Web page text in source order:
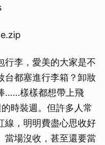
行李，愛美的大家是不
台都塞進行李箱？卸妝
……樣樣都想帶上飛
時裝週。但許多人常
線，明明費盡心思收好
當場沒收，甚至還要當